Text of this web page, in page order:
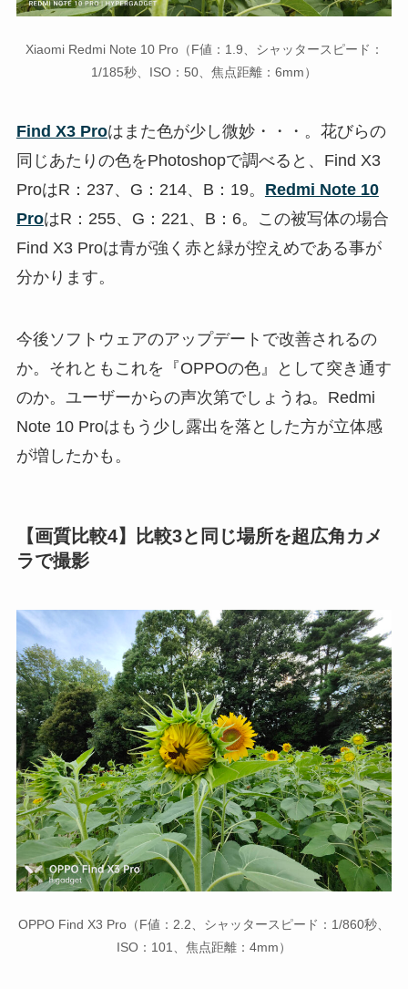
Xiaomi Redmi Note 10 Pro（F値：1.9、シャッタースピード：
1/185秒、ISO：50、焦点距離：6mm）
Find X3 Proはまた色が少し微妙・・・。花びらの
同じあたりの色をPhotoshopで調べると、Find X3
ProはR：237、G：214、B：19。 Redmi Note 10
ProはR：255、G：221、B：6。この被写体の場合
Find X3 Proは青が強く赤と緑が控えめである事が
分かります。
今後ソフトウェアのアップデートで改善されるの
か。それともこれを『OPPOの色』として突き通す
のか。ユーザーからの声次第でしょうね。Redmi
Note 10 Proはもう少し露出を落とした方が立体感
が増したかも。
【画質比較4】比較3と同じ場所を超広角カメ
ラで撮影
OPPO Find X3 Pro（F値：2.2、シャッタースピード：1/860秒、
ISO：101、焦点距離：4mm）